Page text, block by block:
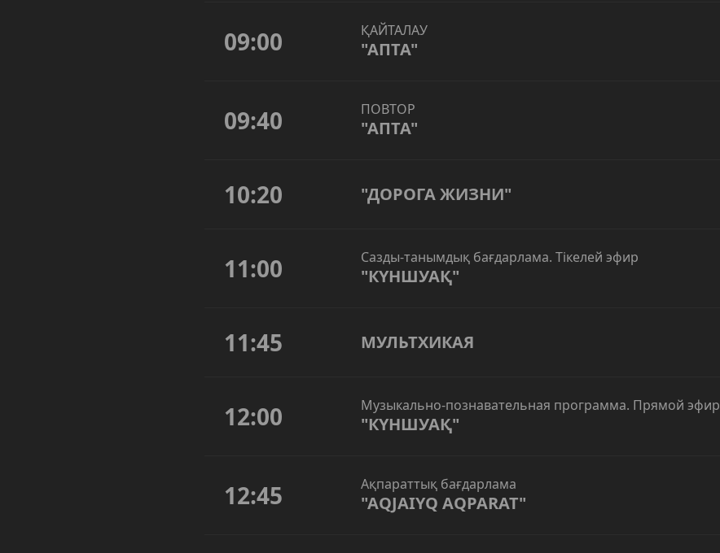
09:00 ҚАЙТАЛАУ
"АПТА"
09:40 ПОВТОР
"АПТА"
10:20 "ДОРОГА ЖИЗНИ"
11:00 Сазды-танымдық бағдарлама. Тікелей эфир
"КҮНШУАҚ"
11:45 МУЛЬТХИКАЯ
12:00 Музыкально-познавательная программа. Прямой эфир
"КҮНШУАҚ"
12:45 Ақпараттық бағдарлама
"AQJAIYQ AQPARAT"